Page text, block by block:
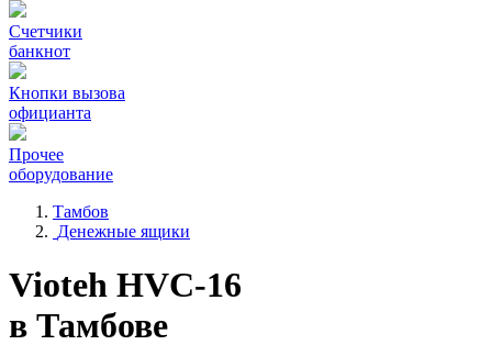
Счетчики
банкнот
Кнопки вызова
официанта
Прочее
оборудование
Тамбов
Денежные ящики
Vioteh HVC-16
в Тамбове